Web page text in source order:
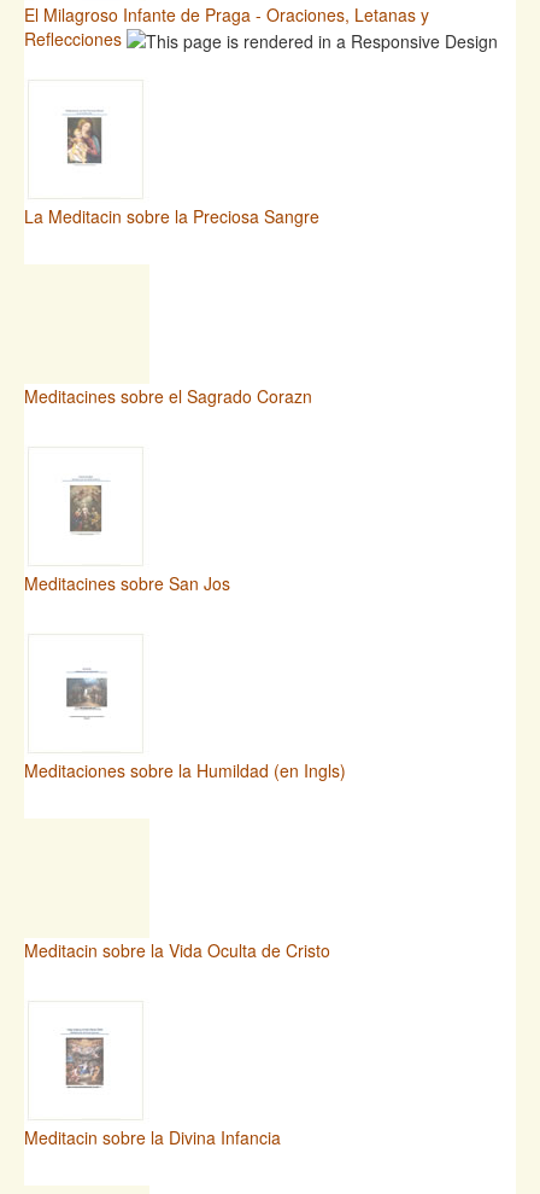
El Milagroso Infante de Praga - Oraciones, Letanas y
Reflecciones
La Meditacin sobre la Preciosa Sangre
Meditacines sobre el Sagrado Corazn
Meditacines sobre San Jos
Meditaciones sobre la Humildad (en Ingls)
Meditacin sobre la Vida Oculta de Cristo
Meditacin sobre la Divina Infancia